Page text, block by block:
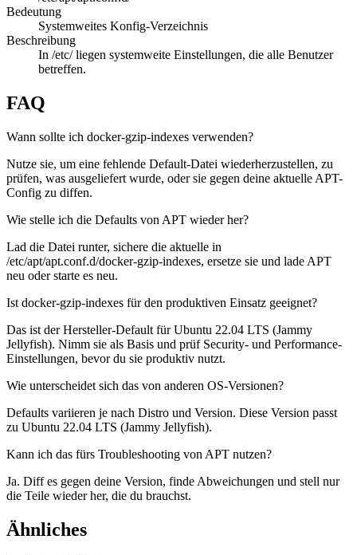
Bedeutung
Systemweites Konfig-Verzeichnis
Beschreibung
In /etc/ liegen systemweite Einstellungen, die alle Benutzer
betreffen.
FAQ
Wann sollte ich docker-gzip-indexes verwenden?
Nutze sie, um eine fehlende Default-Datei wiederherzustellen, zu
prüfen, was ausgeliefert wurde, oder sie gegen deine aktuelle APT-
Config zu diffen.
Wie stelle ich die Defaults von APT wieder her?
Lad die Datei runter, sichere die aktuelle in
/etc/apt/apt.conf.d/docker-gzip-indexes, ersetze sie und lade APT
neu oder starte es neu.
Ist docker-gzip-indexes für den produktiven Einsatz geeignet?
Das ist der Hersteller-Default für Ubuntu 22.04 LTS (Jammy
Jellyfish). Nimm sie als Basis und prüf Security- und Performance-
Einstellungen, bevor du sie produktiv nutzt.
Wie unterscheidet sich das von anderen OS-Versionen?
Defaults variieren je nach Distro und Version. Diese Version passt
zu Ubuntu 22.04 LTS (Jammy Jellyfish).
Kann ich das fürs Troubleshooting von APT nutzen?
Ja. Diff es gegen deine Version, finde Abweichungen und stell nur
die Teile wieder her, die du brauchst.
Ähnliches